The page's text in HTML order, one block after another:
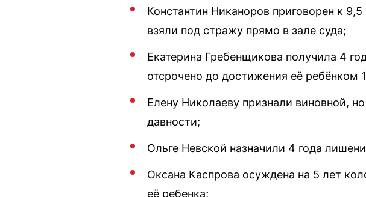
Константин Никаноров приговорен к
взяли под стражу прямо в зале суда;
Екатерина Гребенщикова получила 4
отсрочено до достижения её ребёнком
Елену Николаеву признали виновной,
давности;
Ольге Невской назначили 4 года
Оксана Каспрова осуждена на 5 лет
её ребенка;